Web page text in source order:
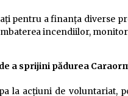
pentru a finanța diverse
incendiilor,
a sprijini pădurea
la acțiuni de